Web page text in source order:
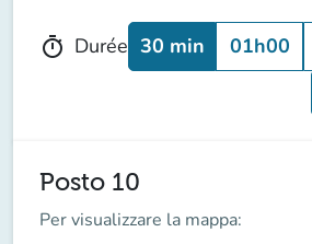
timer Durée 30 min 01h00
Posto 10
Per visualizzare la mappa: